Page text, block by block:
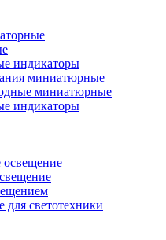
индикаторы
миниатюрные
миниатюрные
индикаторы
освещение
светотехники